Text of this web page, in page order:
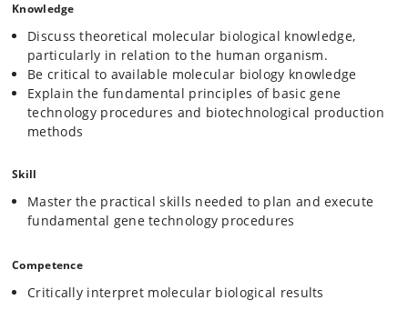
Knowledge
Discuss theoretical molecular biological knowledge,
particularly in relation to the human organism.
Be critical to available molecular biology knowledge
Explain the fundamental principles of basic gene
technology procedures and biotechnological production
methods
Skill
Master the practical skills needed to plan and execute
fundamental gene technology procedures
Competence
Critically interpret molecular biological results